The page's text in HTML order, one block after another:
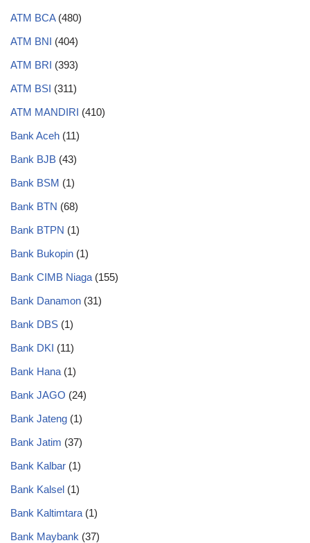
ATM BCA(480)
ATM BNI (404)
ATM BRI (393)
ATM BSI (311)
ATM MANDIRI (410)
Bank Aceh (11)
Bank BJB (43)
Bank BSM (1)
Bank BTN (68)
Bank BTPN (1)
Bank Bukopin (1)
Bank CIMB Niaga (155)
Bank Danamon (31)
Bank DBS (1)
Bank DKI (11)
Bank Hana (1)
Bank JAGO (24)
Bank Jateng (1)
Bank Jatim (37)
Bank Kalbar (1)
Bank Kalsel (1)
Bank Kaltimtara (1)
Bank Maybank (37)